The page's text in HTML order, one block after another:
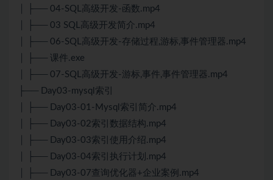
│ ├── 04-SQL高级开发-函数.mp4
│ ├── 03 SQL高级开发简介.mp4
│ ├── 06-SQL高级开发-存储过程,游标,事件管理器.mp4
│ ├── 课件.exe
│ ├── 07-SQL高级开发-游标,事件,事件管理器.mp4
├── Day03-mysql索引
│ ├── Day03-01-Mysql索引简介.mp4
│ ├── Day03-02索引数据结构.mp4
│ ├── Day03-03索引使用介绍.mp4
│ ├── Day03-04索引执行计划.mp4
│ ├── Day03-07查询优化器+企业案例.mp4